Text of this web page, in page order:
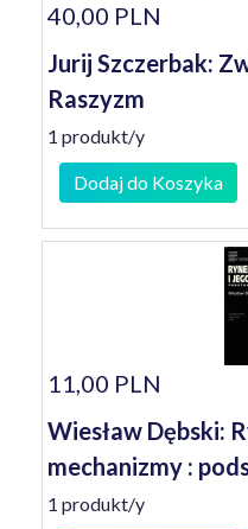
40,00 PLN
Jurij Szczerbak:
Raszyzm
1 produkt/y
Dodaj do Koszyka
11,00 PLN
Wiesław Dębski:
mechanizmy :
1 produkt/y